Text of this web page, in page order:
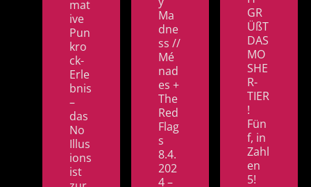
mat
ive
Pun
kro
ck-
Erle
bnis
–
das
No
Illus
ions
ist
Ma
dne
ss //
Mé
nad
es +
The
Red
Flag
s
8.4.
202
4 –
GR
ÜßT
DAS
MO
SHE
R-
TIER
!
Fün
f, in
Zahl
en
5!